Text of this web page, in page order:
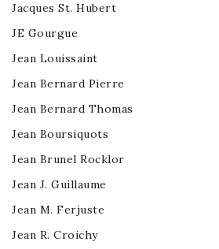
Jacques St. Hubert
JE Gourgue
Jean Louissaint
Jean Bernard Pierre
Jean Bernard Thomas
Jean Boursiquots
Jean Brunel Rocklor
Jean J. Guillaume
Jean M. Ferjuste
Jean R. Croichy